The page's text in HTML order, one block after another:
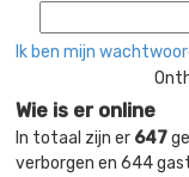
Ik ben mijn
Wie is er online
In totaal zijn er 647
verborgen en 644